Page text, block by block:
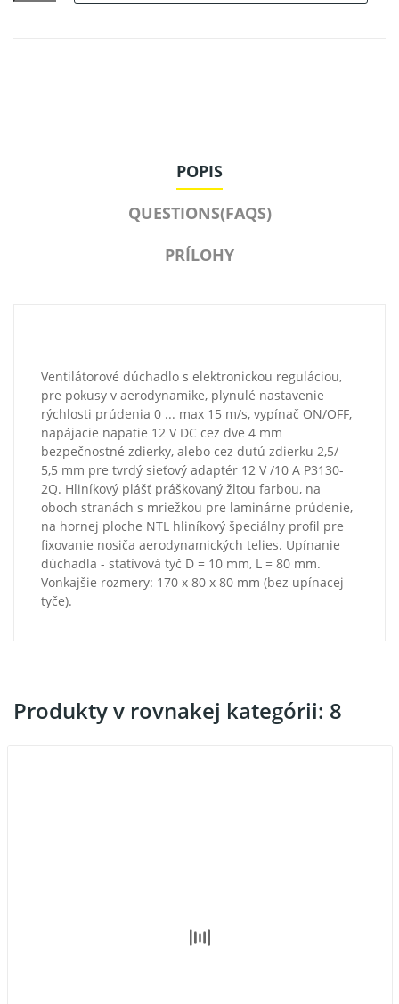
POPIS
QUESTIONS(FAQS)
PRÍLOHY
Ventilátorové dúchadlo s elektronickou reguláciou,
pre pokusy v aerodynamike, plynulé nastavenie
rýchlosti prúdenia 0 ... max 15 m/s, vypínač ON/OFF,
napájacie napätie 12 V DC cez dve 4 mm
bezpečnostné zdierky, alebo cez dutú zdierku 2,5/
5,5 mm pre tvrdý sieťový adaptér 12 V /10 A P3130-
2Q. Hliníkový plášť práškovaný žltou farbou, na
oboch stranách s mriežkou pre laminárne prúdenie,
na hornej ploche NTL hliníkový špeciálny profil pre
fixovanie nosiča aerodynamických telies. Upínanie
dúchadla - statívová tyč D = 10 mm, L = 80 mm.
Vonkajšie rozmery: 170 x 80 x 80 mm (bez upínacej
tyče).
Produkty v rovnakej kategórii: 8